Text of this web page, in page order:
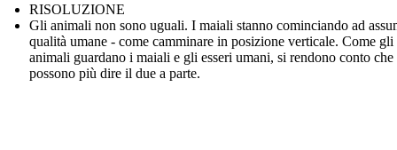
RISOLUZIONE
Gli animali non sono uguali. I maiali stanno cominciando ad
qualità umane - come camminare in posizione verticale. Come gli
animali guardano i maiali e gli esseri umani, si rendono conto che
possono più dire il due a parte.